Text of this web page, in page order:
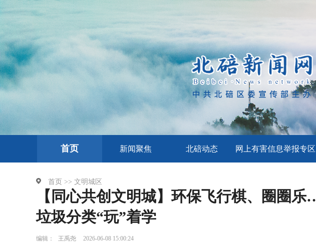
首页 新闻聚焦 北碚动态 网上有害信息举报专区
首页 >> 文明城区
【同心共创文明城】环保飞行棋、圈圈
垃圾分类“玩”着学
编辑： 王禹尧 2026-06-08 15:00:24